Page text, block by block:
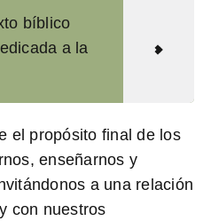
bíblico
a la
el propósito final de los
enseñarnos y
a una relación
con nuestros